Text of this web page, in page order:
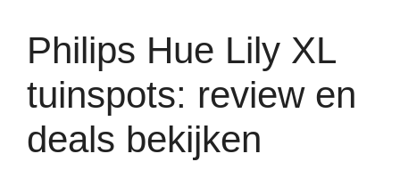
Philips Hue Lily XL
tuinspots: review en
deals bekijken